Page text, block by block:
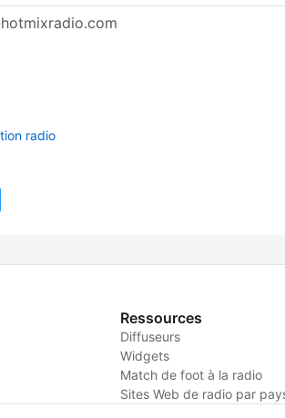
radio
Ressources
Diffuseurs
Widgets
Match de foot à la radio
Sites Web de radio par